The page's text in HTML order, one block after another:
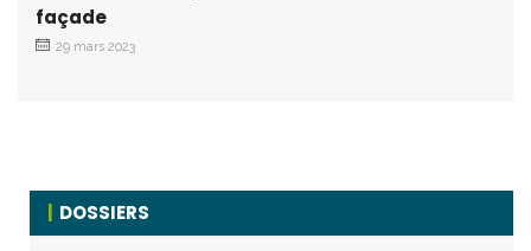
façade
29 mars 2023
DOSSIERS